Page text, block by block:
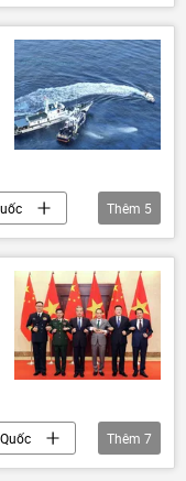
VN
biển đảo
chấp
Thêm 5
Thêm 7